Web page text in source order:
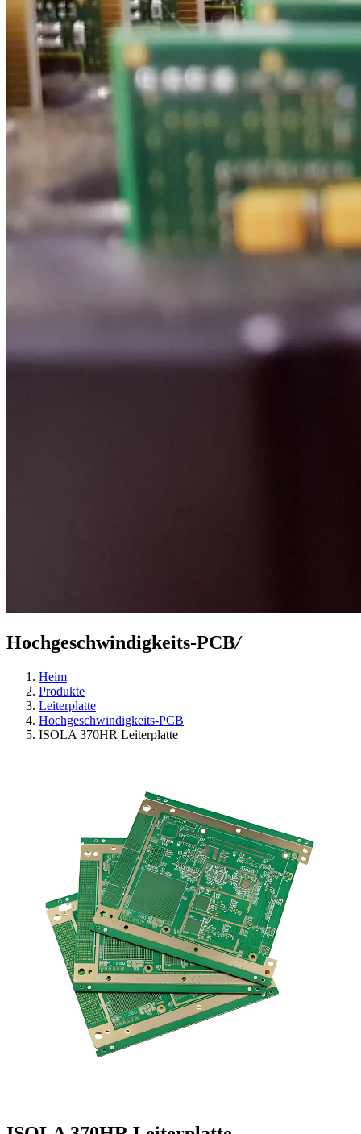
Hochgeschwindigkeits-PCB/
Heim
Produkte
Leiterplatte
Hochgeschwindigkeits-PCB
ISOLA 370HR Leiterplatte